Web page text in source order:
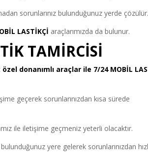
sorunlarınız bulunduğunuz yerde çözülür.
LASTİKÇİ araçlarımızda da bulunur.
TAMİRCİSİ
donanımlı araçlar ile 7/24 MOBİL
geçerek sorunlarınızdan kısa sürede
ile iletişime geçmeniz yeterli olacaktır.
yere gelerek sorunlarınızdan